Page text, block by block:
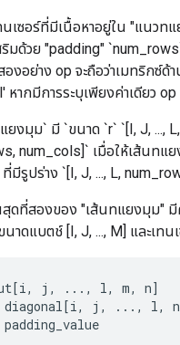
เซอร์ที่มีเนื้อหาอยู่ใน "แนวท
มด้วย "padding"
องอย่าง op จะถือว่าเมทริกซ์
หากมีการระบุเพียงค่าเดียว
ยงมุม` มี `ขนาด `r` `[I, J, ...,
num_cols]` เมื่อให้เส้นทแ
มีรูปร่าง `[I, J, ..., L,
ดที่สองของ "เส้นทแยงมุม" มี
าดแบตช์ [I, J, ..., M] และเทน
[i, j , ..., l, m, n]
diagonal[i, j , ..., l, n
padding_value